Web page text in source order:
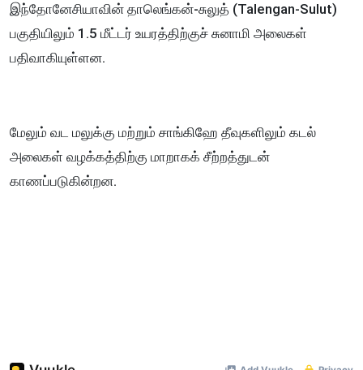
இந்தோனேசியாவின் தாலெங்கன்-சுலுத் (Talengan-Sulut)
பகுதியிலும் 1.5 மீட்டர் உயரத்திற்குச் சுனாமி அலைகள்
பதிவாகியுள்ளன.
மேலும் வட மலுக்கு மற்றும் சாங்கிஹே தீவுகளிலும் கடல்
அலைகள் வழக்கத்திற்கு மாறாகக் சீற்றத்துடன்
காணப்படுகின்றன.